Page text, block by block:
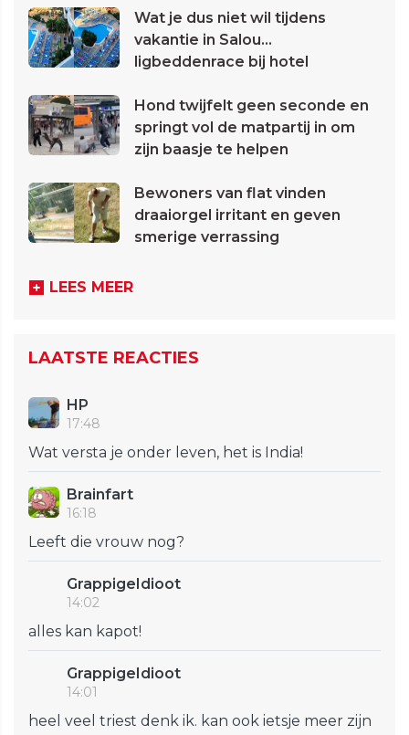
Wat je dus niet wil tijdens
vakantie in Salou...
ligbeddenrace bij hotel
Hond twijfelt geen seconde en
springt vol de matpartij in om
zijn baasje te helpen
Bewoners van flat vinden
draaiorgel irritant en geven
smerige verrassing
LEES MEER
LAATSTE REACTIES
HP
17:48
Wat versta je onder leven, het is India!
Brainfart
16:18
Leeft die vrouw nog?
GrappigeIdioot
14:02
alles kan kapot!
GrappigeIdioot
14:01
heel veel triest denk ik. kan ook ietsje meer zijn